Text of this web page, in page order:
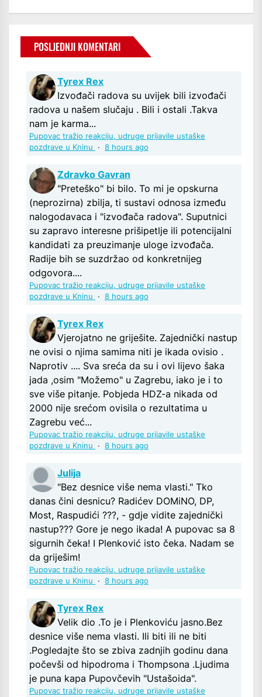
POSLJEDNJI KOMENTARI
Tyrex Rex
Izvođači radova su uvijek bili izvođači
radova u našem slučaju . Bili i ostali .Takva
nam je karma...
Pupovac tražio reakciju, udruge prijavile ustaške
pozdrave u Kninu
· 8 hours ago
Zdravko Gavran
"Preteško" bi bilo. To mi je opskurna
(neprozirna) zbilja, ti sustavi odnosa između
nalogodavaca i "izvođača radova". Suputnici
su zapravo interesne prišipetlje ili potencijalni
kandidati za preuzimanje uloge izvođača.
Radije bih se suzdržao od konkretnijeg
odgovora....
Pupovac tražio reakciju, udruge prijavile ustaške
pozdrave u Kninu
· 8 hours ago
Tyrex Rex
Vjerojatno ne griješite. Zajednički nastup
ne ovisi o njima samima niti je ikada ovisio .
Naprotiv .... Sva sreća da su i ovi lijevo šaka
jada ,osim "Možemo" u Zagrebu, iako je i to
sve više pitanje. Pobjeda HDZ-a nikada od
2000 nije srećom ovisila o rezultatima u
Zagrebu već...
Pupovac tražio reakciju, udruge prijavile ustaške
pozdrave u Kninu
· 8 hours ago
Julija
"Bez desnice više nema vlasti." Tko
danas čini desnicu? Radićev DOMiNO, DP,
Most, Raspudići ???, - gdje vidite zajednički
nastup??? Gore je nego ikada! A pupovac sa 8
sigurnih čeka! I Plenković isto čeka. Nadam se
da griješim!
Pupovac tražio reakciju, udruge prijavile ustaške
pozdrave u Kninu
· 8 hours ago
Tyrex Rex
Velik dio .To je i Plenkoviću jasno.Bez
desnice više nema vlasti. Ili biti ili ne biti
.Pogledajte što se zbiva zadnjih godinu dana
počevši od hipodroma i Thompsona .Ljudima
je puna kapa Pupovčevih "Ustašoida".
Pupovac tražio reakciju, udruge prijavile ustaške